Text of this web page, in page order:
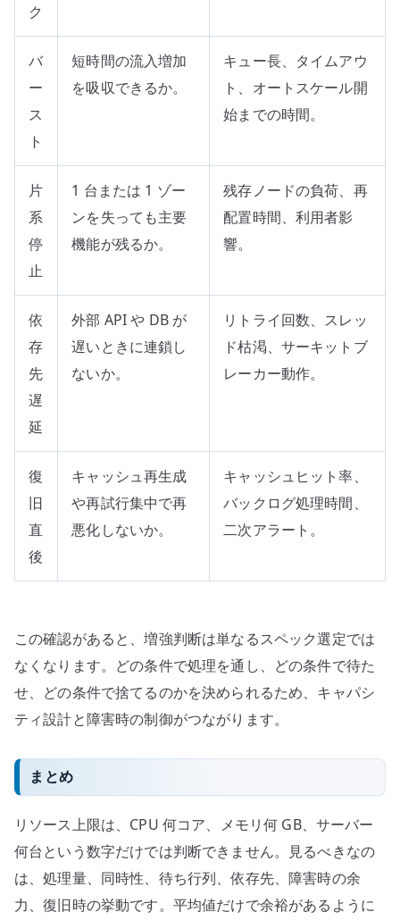
ク
バ
ー
ス
ト
短時間の流入増加
を吸収できるか。
キュー長、タイムアウ
ト、オートスケール開
始までの時間。
片
系
停
止
1 台または 1 ゾー
ンを失っても主要
機能が残るか。
残存ノードの負荷、再
配置時間、利用者影
響。
依
存
先
遅
延
外部 API や DB が
遅いときに連鎖し
ないか。
リトライ回数、スレッ
ド枯渇、サーキットブ
レーカー動作。
復
旧
直
後
キャッシュ再生成
や再試行集中で再
悪化しないか。
キャッシュヒット率、
バックログ処理時間、
二次アラート。
この確認があると、増強判断は単なるスペック選定では
なくなります。どの条件で処理を通し、どの条件で待た
せ、どの条件で捨てるのかを決められるため、キャパシ
ティ設計と障害時の制御がつながります。
まとめ
リソース上限は、CPU 何コア、メモリ何 GB、サーバー
何台という数字だけでは判断できません。見るべきなの
は、処理量、同時性、待ち行列、依存先、障害時の余
力、復旧時の挙動です。平均値だけで余裕があるように